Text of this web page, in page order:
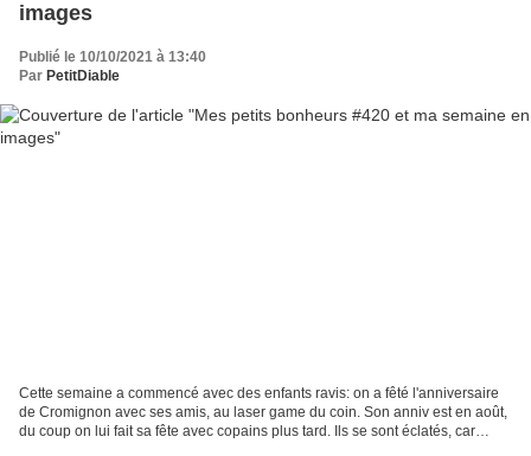
images
Publié le 10/10/2021 à 13:40
Par PetitDiable
Cette semaine a commencé avec des enfants ravis: on a fêté l'anniversaire
de Cromignon avec ses amis, au laser game du coin. Son anniv est en août,
du coup on lui fait sa fête avec copains plus tard. Ils se sont éclatés, car